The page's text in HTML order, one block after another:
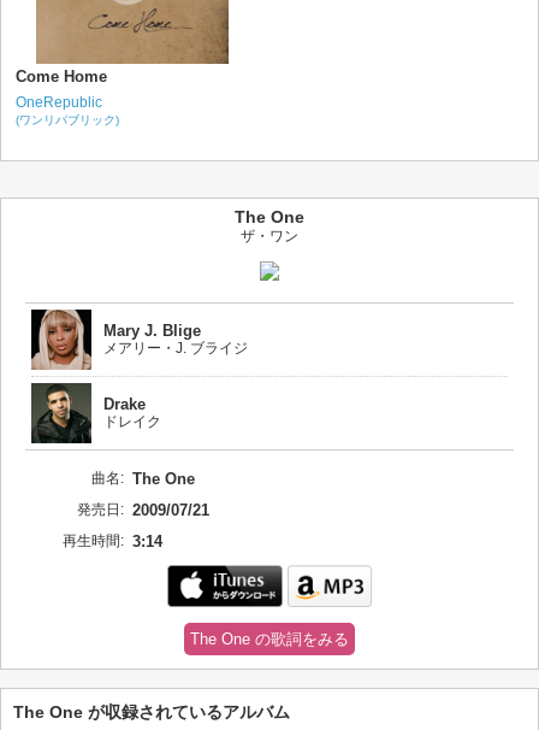
Come Home
OneRepublic
(ワンリパブリック)
The One
ザ・ワン
Mary J. Blige
メアリー・J. ブライジ
Drake
ドレイク
曲名: The One
発売日: 2009/07/21
再生時間: 3:14
The One の歌詞をみる
The One が収録されているアルバム